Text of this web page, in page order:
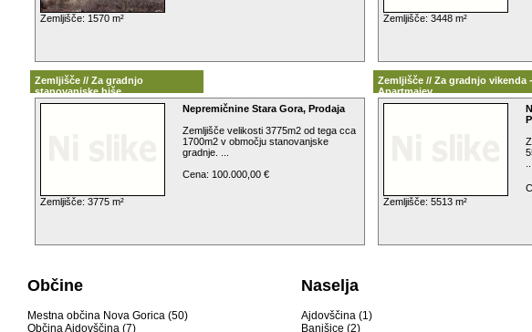
Zemljišče: 1570 m² Zemljišče: 3448 m²
Zemljišče // Za gradnjo
stanovanjske hiše
Zemljišče: 3775 m²
Nepremičnine Stara Gora, Prodaja
Zemljišče velikosti 3775m2 od tega cca
1700m2 v območju stanovanjske
gradnje. ...
Cena: 100.000,00 €
Zemljišče // Za gradnjo vikenda -
Apartmajev
Zemljišče: 5513 m²
Občine
Mestna občina Nova Gorica (50)
Občina Ajdovščina (7)
Naselja
Ajdovščina (1)
Banjšice (2)